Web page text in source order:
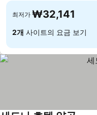
최저가 ₩32,141
2개 사이트의 요금 보기